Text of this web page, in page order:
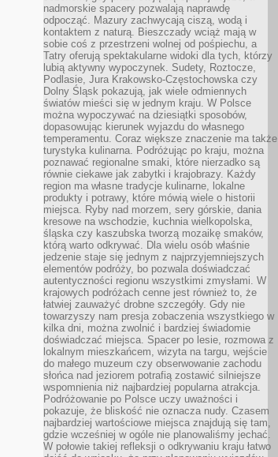
nadmorskie spacery pozwalają naprawdę
odpocząć. Mazury zachwycają ciszą, wodą i
kontaktem z naturą. Bieszczady wciąż mają w
sobie coś z przestrzeni wolnej od pośpiechu, a
Tatry oferują spektakularne widoki dla tych, którzy
lubią aktywny wypoczynek. Sudety, Roztocze,
Podlasie, Jura Krakowsko-Częstochowska czy
Dolny Śląsk pokazują, jak wiele odmiennych
światów mieści się w jednym kraju. W Polsce
można wypoczywać na dziesiątki sposobów,
dopasowując kierunek wyjazdu do własnego
temperamentu. Coraz większe znaczenie ma także
turystyka kulinarna. Podróżując po kraju, można
poznawać regionalne smaki, które nierzadko są
równie ciekawe jak zabytki i krajobrazy. Każdy
region ma własne tradycje kulinarne, lokalne
produkty i potrawy, które mówią wiele o historii
miejsca. Ryby nad morzem, sery górskie, dania
kresowe na wschodzie, kuchnia wielkopolska,
śląska czy kaszubska tworzą mozaikę smaków,
którą warto odkrywać. Dla wielu osób właśnie
jedzenie staje się jednym z najprzyjemniejszych
elementów podróży, bo pozwala doświadczać
autentyczności regionu wszystkimi zmysłami. W
krajowych podróżach cenne jest również to, że
łatwiej zauważyć drobne szczegóły. Gdy nie
towarzyszy nam presja zobaczenia wszystkiego w
kilka dni, można zwolnić i bardziej świadomie
doświadczać miejsca. Spacer po lesie, rozmowa z
lokalnym mieszkańcem, wizyta na targu, wejście
do małego muzeum czy obserwowanie zachodu
słońca nad jeziorem potrafią zostawić silniejsze
wspomnienia niż najbardziej popularna atrakcja.
Podróżowanie po Polsce uczy uważności i
pokazuje, że bliskość nie oznacza nudy. Czasem
najbardziej wartościowe miejsca znajdują się tam,
gdzie wcześniej w ogóle nie planowaliśmy jechać.
W połowie takiej refleksji o odkrywaniu kraju łatwo